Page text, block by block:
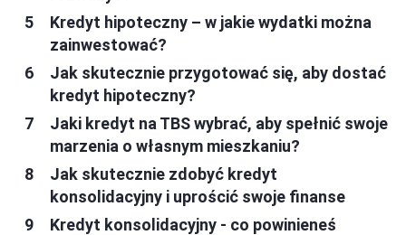
Kredyt hipoteczny – w jakie wydatki można
zainwestować?
Jak skutecznie przygotować się, aby dostać
kredyt hipoteczny?
Jaki kredyt na TBS wybrać, aby spełnić swoje
marzenia o własnym mieszkaniu?
Jak skutecznie zdobyć kredyt
konsolidacyjny i uprościć swoje finanse
Kredyt konsolidacyjny - co powinieneś